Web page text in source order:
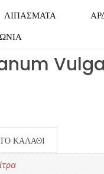
ΛΙΠΑΣΜΑΤΑ
ΚΑΛΆΘΙ